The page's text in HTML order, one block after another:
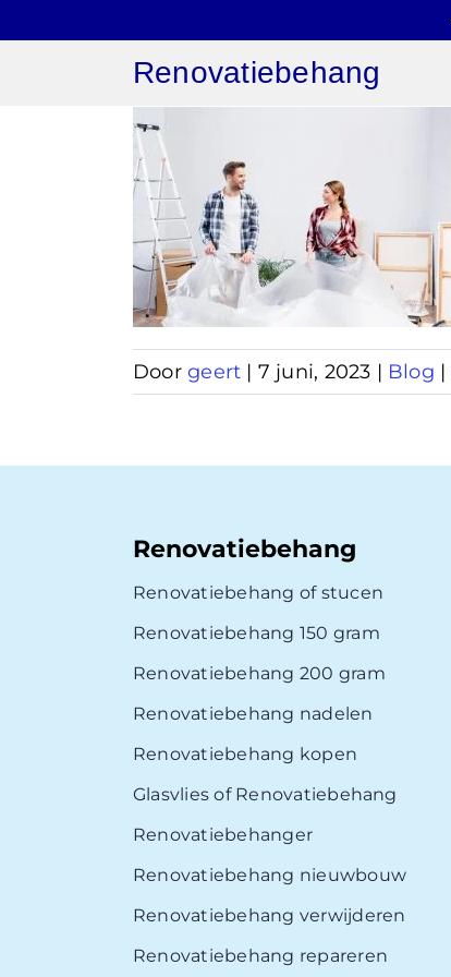
naar
Renovatiebehang
Doorgeert | 7 juni, 2023 | Blog |
Renovatiebehang
Renovatiebehang of stucen
Renovatiebehang 150 gram
Renovatiebehang 200 gram
Renovatiebehang nadelen
Renovatiebehang kopen
Glasvlies of Renovatiebehang
Renovatiebehanger
Renovatiebehang nieuwbouw
Renovatiebehang verwijderen
Renovatiebehang repareren